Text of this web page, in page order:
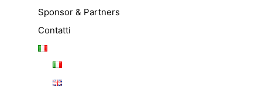
Sponsor & Partners
Contatti